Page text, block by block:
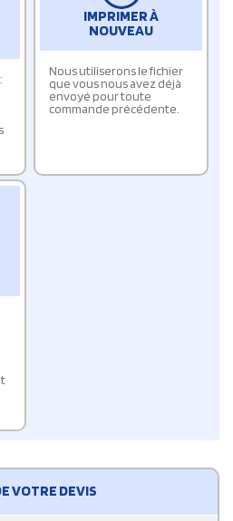
IMPRIMER À
NOUVEAU
Nous utiliserons le fichier
que vous nous avez déjà
envoyé pour toute
commande précédente.
VOTRE DEVIS